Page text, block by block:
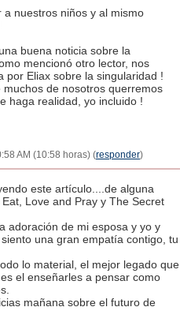
nuestros niños y al mismo
buena noticia sobre la
mencionó otro lector, nos
por Eliax sobre la singularidad !
de nosotros querremos
haga realidad, yo incluido !
AM (10:58 horas) (responder)
este artículo....de alguna
Love and Pray y The Secret
adoración de mi esposa y yo y
una gran empatía contigo, tu
lo material, el mejor legado que
el enseñarles a pensar como
mañana sobre el futuro de